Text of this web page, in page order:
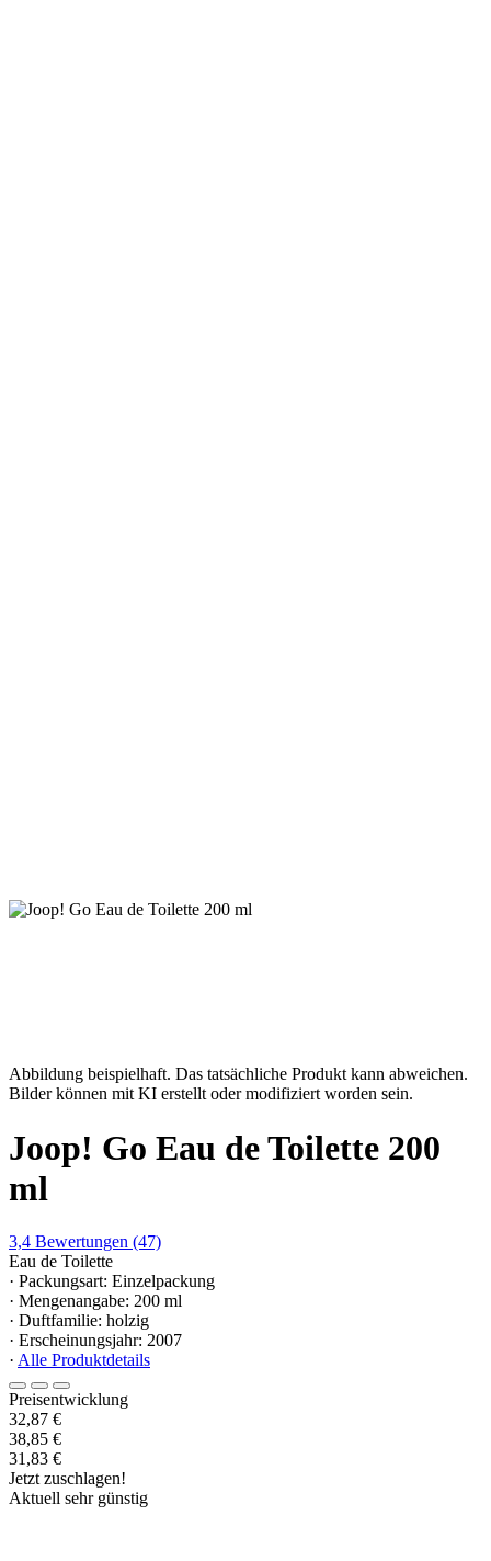
Abbildung beispielhaft. Das tatsächliche Produkt kann abweichen.
Bilder können mit KI erstellt oder modifiziert worden sein.
Joop! Go Eau de Toilette 200
ml
3,4 Bewertungen (47)
Eau de Toilette
· Packungsart: Einzelpackung
· Mengenangabe: 200 ml
· Duftfamilie: holzig
· Erscheinungsjahr: 2007
· Alle Produktdetails
Preisentwicklung
32,87 €
38,85 €
31,83 €
Jetzt zuschlagen!
Aktuell sehr günstig